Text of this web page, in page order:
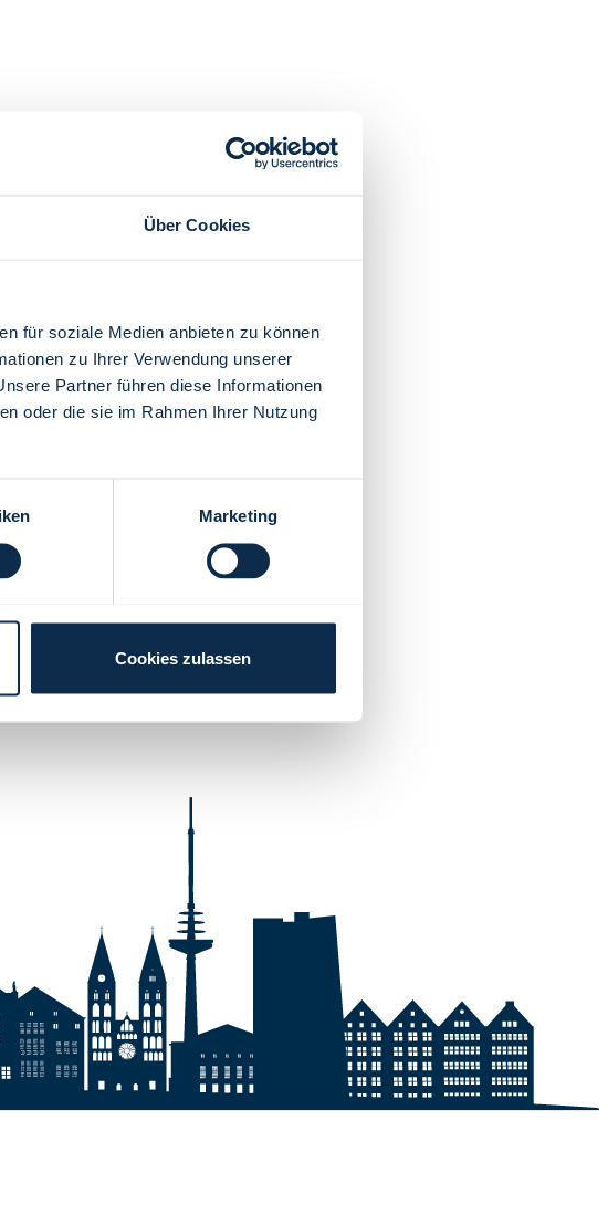
Über Cookies
für soziale Medien anbieten zu können
zu Ihrer Verwendung unserer
Partner führen diese Informationen
oder die sie im Rahmen Ihrer Nutzung
Marketing
Cookies zulassen